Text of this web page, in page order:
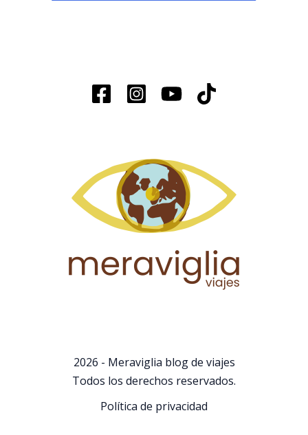
2026 - Meraviglia blog de viajes
Todos los derechos reservados.
Política de privacidad